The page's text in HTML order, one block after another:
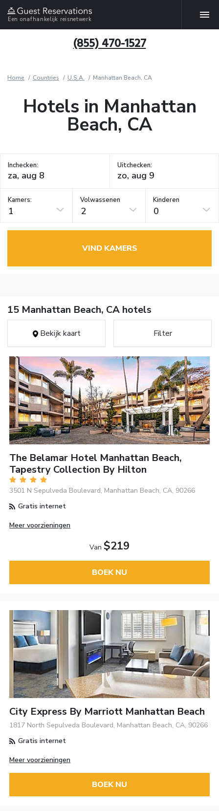
Een onafhankelijk reisnetwerk
(855) 470-1527
Home Countries U.S.A. Manhattan Beach, CA
Hotels in Manhattan
Beach, CA
Inchecken: Uitchecken:
Kamers:
1
Volwassenen
2
Kinderen
0
VIND KAMERS
15 Manhattan Beach, CA hotels
Bekijk kaart Filter
The Belamar Hotel Manhattan Beach,
Tapestry Collection By Hilton
3501 N Sepulveda Boulevard, Manhattan Beach, CA, 90266
Gratis internet
Meer voorzieningen
Van $219
BOEK NU
City Express By Marriott Manhattan Beach
1817 North Sepulveda Boulevard, Manhattan Beach, CA, 90266
Gratis internet
Meer voorzieningen
BOEK NU